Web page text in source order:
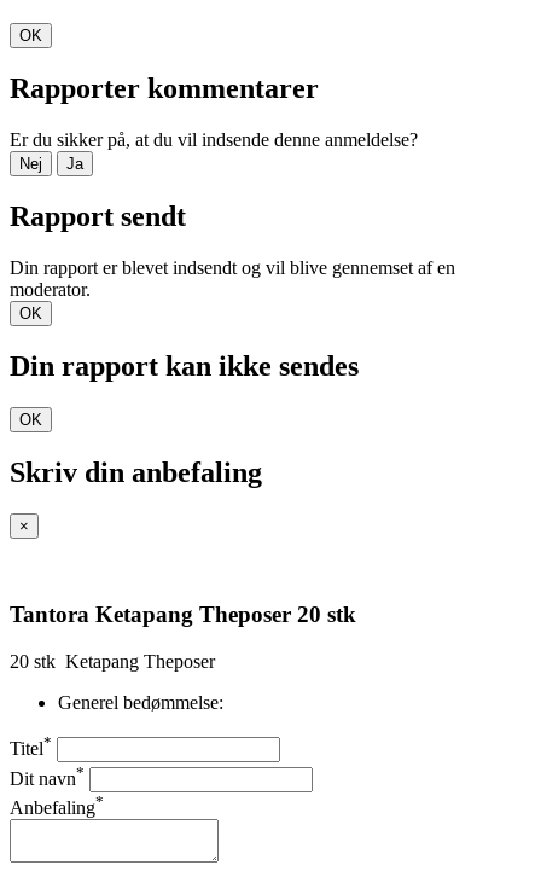
OK
Rapporter kommentarer
Er du sikker på, at du vil indsende denne anmeldelse?
Nej Ja
Rapport sendt
Din rapport er blevet indsendt og vil blive gennemset af en
moderator.
OK
Din rapport kan ikke sendes
OK
Skriv din anbefaling
×
Tantora Ketapang Theposer 20 stk
20 stk Ketapang Theposer
Generel bedømmelse:
Titel*
Dit navn*
Anbefaling*